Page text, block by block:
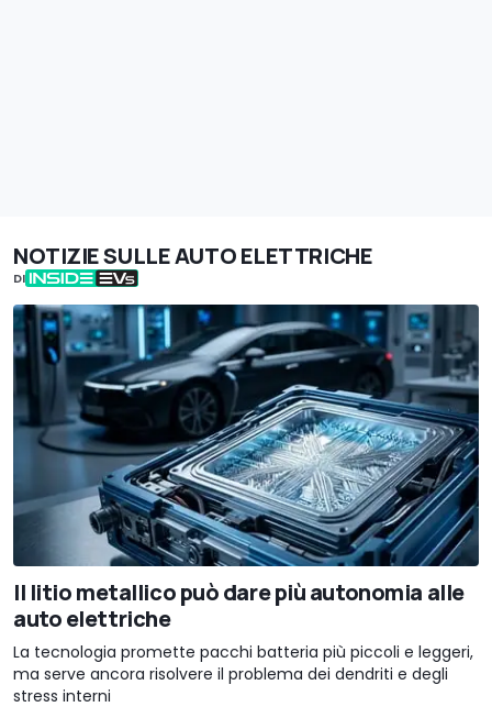
NOTIZIE SULLE AUTO ELETTRICHE
DI
Il litio metallico può dare più autonomia alle
auto elettriche
La tecnologia promette pacchi batteria più piccoli e leggeri,
ma serve ancora risolvere il problema dei dendriti e degli
stress interni